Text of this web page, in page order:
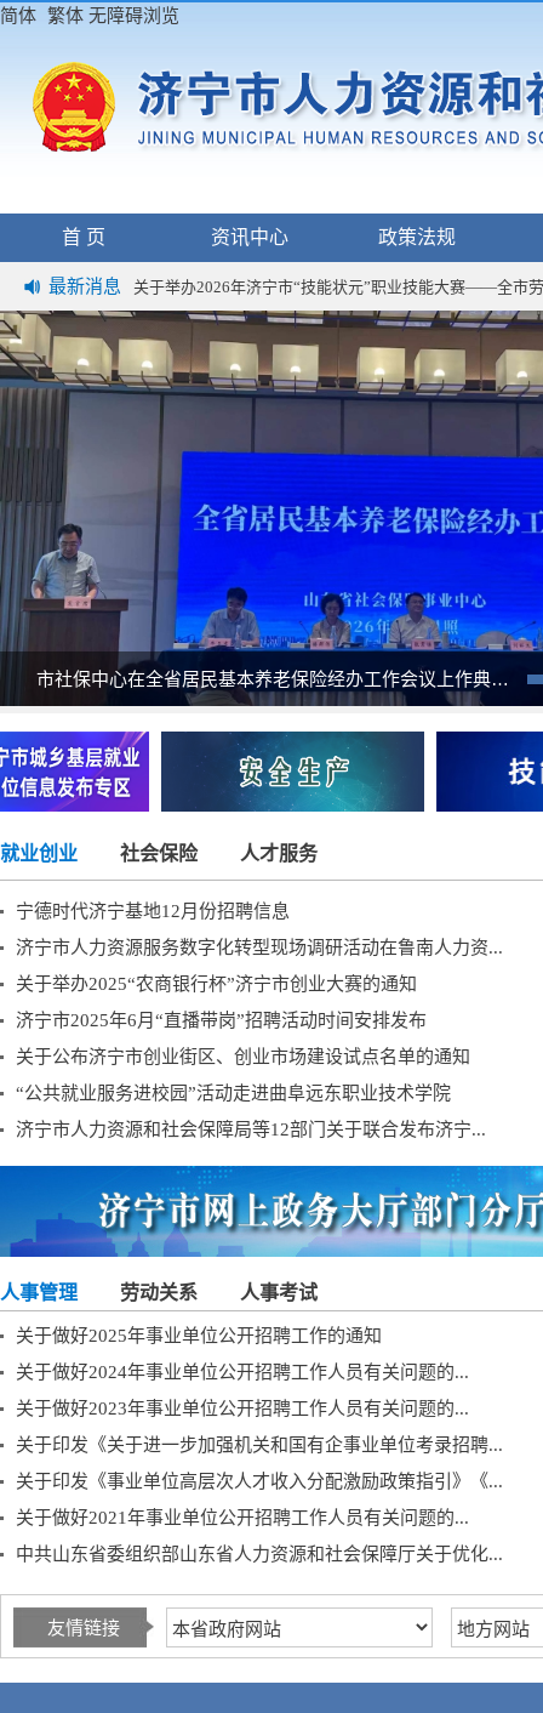
简体 繁体 无障碍浏览
首 页 资讯中心 政策法规
最新消息
2026年济宁市“技能状元”职业技能大赛——全市劳动关系
关于举办2026年济宁市“技能状元”职业技能大赛——全市
关于开展2026年第四批次劳动能力现场鉴定工作的通知
2026年济宁市“技能状元”职业技能大赛——全市劳动关系
关于举办2026年济宁市“技能状元”职业技能大赛——全市
关于开展2026年第四批次劳动能力现场鉴定工作的通知
市社保中心在全省居民基本养老保险经办工作会议上作典型发言
就业创业 社会保险 人才服务
宁德时代济宁基地12月份招聘信息
济宁市人力资源服务数字化转型现场调研活动在鲁南人力资...
关于举办2025“农商银行杯”济宁市创业大赛的通知
济宁市2025年6月“直播带岗”招聘活动时间安排发布
关于公布济宁市创业街区、创业市场建设试点名单的通知
“公共就业服务进校园”活动走进曲阜远东职业技术学院
济宁市人力资源和社会保障局等12部门关于联合发布济宁...
人事管理 劳动关系 人事考试
关于做好2025年事业单位公开招聘工作的通知
关于做好2024年事业单位公开招聘工作人员有关问题的...
关于做好2023年事业单位公开招聘工作人员有关问题的...
关于印发《关于进一步加强机关和国有企事业单位考录招聘...
关于印发《事业单位高层次人才收入分配激励政策指引》《...
关于做好2021年事业单位公开招聘工作人员有关问题的...
中共山东省委组织部山东省人力资源和社会保障厅关于优化...
友情链接